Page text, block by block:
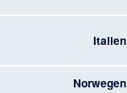
Italien
Norwegen